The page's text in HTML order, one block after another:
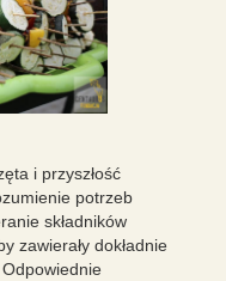
i przyszłość
potrzeb
składników
zawierały dokładnie